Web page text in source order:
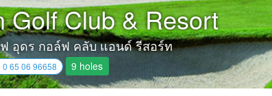
Golf Club & Resort
อุดร กอล์ฟ คลับ แอนด์ รีสอร์ท
0 65 06 96658 9 holes